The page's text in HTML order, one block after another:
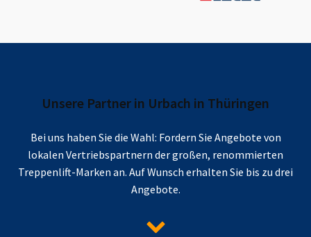
Unsere Partner in Urbach in Thüringen
Bei uns haben Sie die Wahl: Fordern Sie Angebote von
lokalen Vertriebspartnern der großen, renommierten
Treppenlift-Marken an. Auf Wunsch erhalten Sie bis zu drei
Angebote.